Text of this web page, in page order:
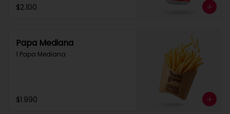
$2.100
Papa Mediana
1 Papa Mediana
$1.990